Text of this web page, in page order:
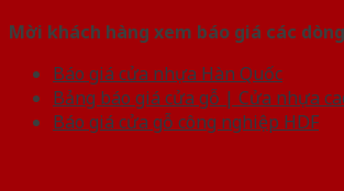
Mời khách hàng xem báo giá các
Báo giá cửa nhựa Hàn Quốc
Bảng báo giá cửa gỗ | Cửa nhựa
Báo giá cửa gỗ công nghiệp HDF